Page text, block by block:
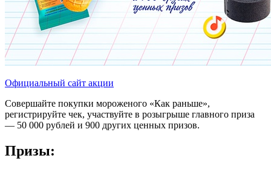
Официальный сайт акции
Совершайте покупки мороженого «Как раньше»,
регистрируйте чек, участвуйте в розыгрыше главного приза
— 50 000 рублей и 900 других ценных призов.
Призы: